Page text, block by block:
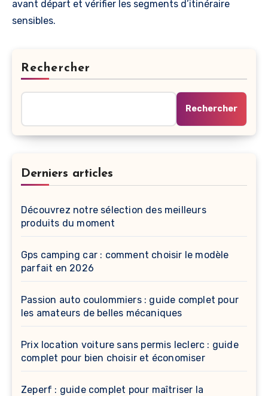
avant départ et vérifier les segments d’itinéraire
sensibles.
Rechercher
Rechercher
Derniers articles
Découvrez notre sélection des meilleurs
produits du moment
Gps camping car : comment choisir le modèle
parfait en 2026
Passion auto coulommiers : guide complet pour
les amateurs de belles mécaniques
Prix location voiture sans permis leclerc : guide
complet pour bien choisir et économiser
Zeperf : guide complet pour maîtriser la